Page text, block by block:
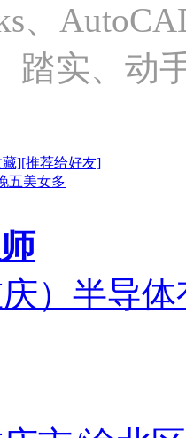
、
踏实、动
藏][推荐给好友]
五美女多
）半导